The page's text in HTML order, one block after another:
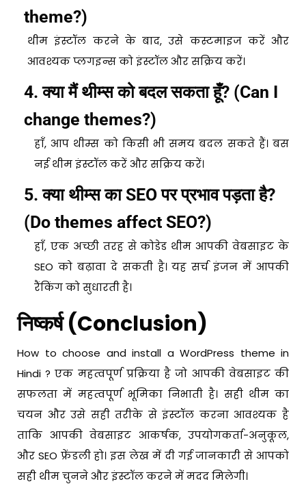
theme?)
थीम इंस्टॉल करने के बाद, उसे कस्टमाइज करें और
आवश्यक प्लगइन्स को इंस्टॉल और सक्रिय करें।
4. क्या मैं थीम्स को बदल सकता हूँ? (Can I
change themes?)
हाँ, आप थीम्स को किसी भी समय बदल सकते हैं। बस
नई थीम इंस्टॉल करें और सक्रिय करें।
5. क्या थीम्स का SEO पर प्रभाव पड़ता है?
(Do themes affect SEO?)
हाँ, एक अच्छी तरह से कोडेड थीम आपकी वेबसाइट के
SEO को बढ़ावा दे सकती है। यह सर्च इंजन में आपकी
रैंकिंग को सुधारती है।
निष्कर्ष (Conclusion)
How to choose and install a WordPress theme in
Hindi ? एक महत्वपूर्ण प्रक्रिया है जो आपकी वेबसाइट की
सफलता में महत्वपूर्ण भूमिका निभाती है। सही थीम का
चयन और उसे सही तरीके से इंस्टॉल करना आवश्यक है
ताकि आपकी वेबसाइट आकर्षक, उपयोगकर्ता-अनुकूल,
और SEO फ्रेंडली हो। इस लेख में दी गई जानकारी से आपको
सही थीम चुनने और इंस्टॉल करने में मदद मिलेगी।